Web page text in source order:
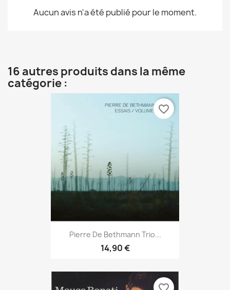
Aucun avis n'a été publié pour le moment.
16 autres produits dans la même
catégorie :
Pierre De Bethmann Trio...
14,90 €
favorite_border